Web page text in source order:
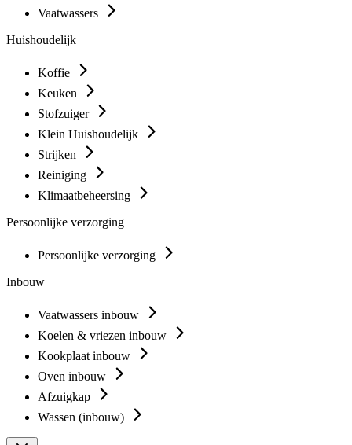
Vaatwassers
Huishoudelijk
Koffie
Keuken
Stofzuiger
Klein Huishoudelijk
Strijken
Reiniging
Klimaatbeheersing
Persoonlijke verzorging
Persoonlijke verzorging
Inbouw
Vaatwassers inbouw
Koelen & vriezen inbouw
Kookplaat inbouw
Oven inbouw
Afzuigkap
Wassen (inbouw)